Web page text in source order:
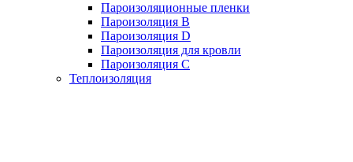
Пароизоляционные пленки
Пароизоляция B
Пароизоляция D
Пароизоляция для кровли
Пароизоляция С
Теплоизоляция